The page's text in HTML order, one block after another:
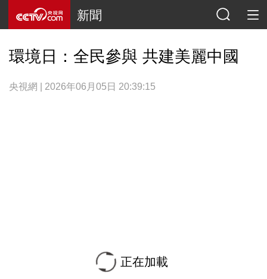
新聞
環境日：全民參與 共建美麗中國
央視網 | 2026年06月05日 20:39:15
正在加載